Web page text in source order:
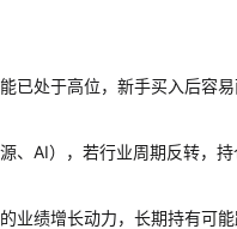
已处于高位，新手买入后容
、AI），若行业周期反转，
业绩增长动力，长期持有可能